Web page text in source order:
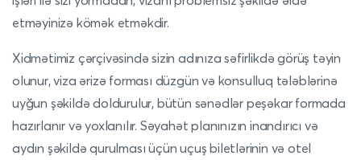
etməyinizə kömək etməkdir.
Xidmətimiz çərçivəsində sizin adınıza səfirlikdə görüş təyin
olunur, viza ərizə forması düzgün və konsulluq tələblərinə
uyğun şəkildə doldurulur, bütün sənədlər peşəkar formada
hazırlanır və yoxlanılır. Səyahət planınızın inandırıcı və
aydın şəkildə qurulması üçün uçuş biletlərinin və otel